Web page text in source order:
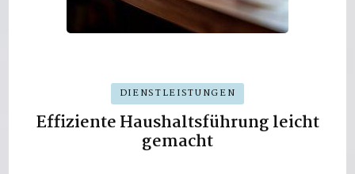
DIENSTLEISTUNGEN
Effiziente Haushaltsführung leicht
gemacht